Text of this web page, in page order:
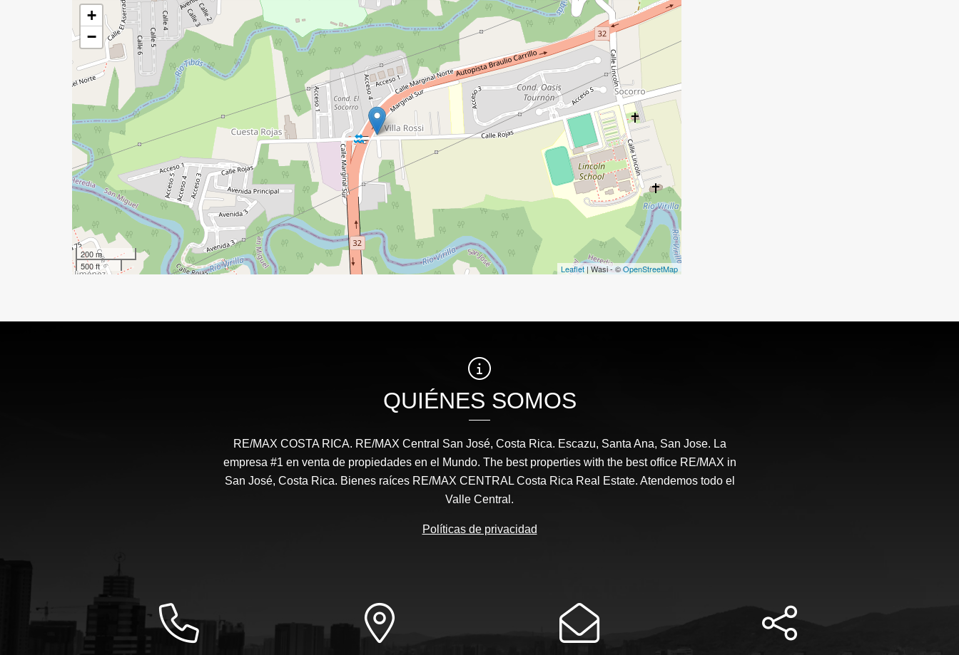
+
−
200 m
500 ft
Leaflet | Wasi - ©OpenStreetMap
QUIÉNES SOMOS
RE/MAX COSTA RICA. RE/MAX Central San José, Costa Rica. Escazu, Santa Ana, San Jose. La
empresa #1 en venta de propiedades en el Mundo. The best properties with the best office RE/MAX in
San José, Costa Rica. Bienes raíces RE/MAX CENTRAL Costa Rica Real Estate. Atendemos todo el
Valle Central.
Políticas de privacidad